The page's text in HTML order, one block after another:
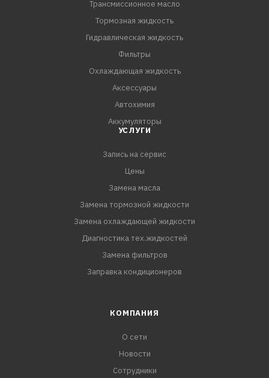
уровня свойств API GL-4/5 и класса вязкости SAE 75W-
MAN 341 Type E3, Z2, 342 Type M3
ZF TE-ML 02B, 05A, 12L, 12N, 16F, 17B, 19C, 21A
Трансмиссионное масло
Тормозная жидкость
Гидравлическая жидкость
Фильтры
Охлаждающая жидкость
Аксессуары
Автохимия
Аккумуляторы
УСЛУГИ
Запись на сервис
Цены
Замена масла
Замена тормозной жидкости
Замена охлаждающей жидкости
Диагностика тех.жидкостей
Замена фильтров
Заправка кондиционеров
КОМПАНИЯ
О сети
Новости
Сотрудники